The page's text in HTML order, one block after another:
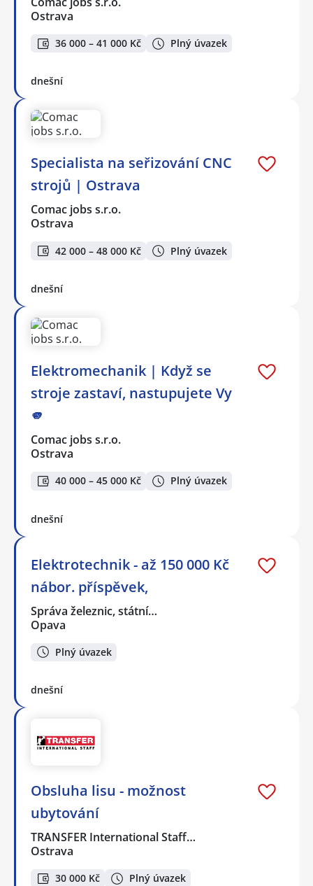
Ostrava
36 000 – 41 000 Kč Plný úvazek
dnešní
Specialista na seřizování CNC
strojů | Ostrava
Comac jobs s.r.o.
Ostrava
42 000 – 48 000 Kč Plný úvazek
dnešní
Elektromechanik | Když se
stroje zastaví, nastupujete Vy
🫵
Comac jobs s.r.o.
Ostrava
40 000 – 45 000 Kč Plný úvazek
dnešní
Elektrotechnik - až 150 000 Kč
nábor. příspěvek,
Správa železnic, státní…
Opava
Plný úvazek
dnešní
Obsluha lisu - možnost
ubytování
TRANSFER International Staff…
Ostrava
30 000 Kč
Plný úvazek